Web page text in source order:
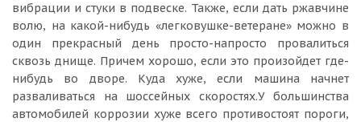
вибрации и стуки в подвеске. Также, если дать ржавчине
волю, на какой-нибудь «легковушке-ветеране» можно в
один прекрасный день просто-напросто провалиться
сквозь днище. Причем хорошо, если это произойдет где-
нибудь во дворе. Куда хуже, если машина начнет
разваливаться на шоссейных скоростях.У большинства
автомобилей коррозии хуже всего противостоят пороги,